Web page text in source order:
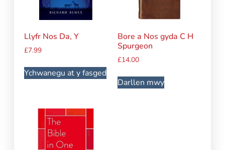
Llyfr Nos Da, Y
£7.99
Ychwanegu at y fasged
Bore a Nos gyda C H
Spurgeon
£14.00
Darllen mwy